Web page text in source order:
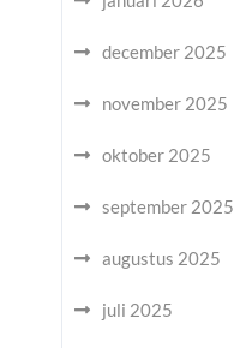
december 2025
november 2025
oktober 2025
september 2025
augustus 2025
juli 2025